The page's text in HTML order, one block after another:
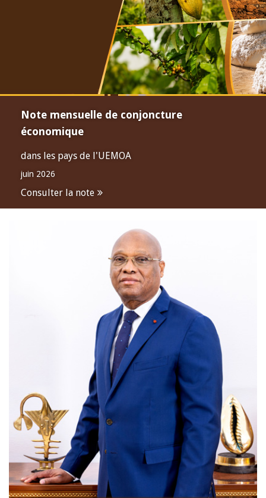
Note mensuelle de conjoncture
économique
dans les pays de l'UEMOA
juin 2026
Consulter la note